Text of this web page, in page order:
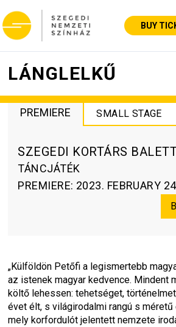
BUY
LÁNGLELKŰ
PREMIERE SMALL STAGE
SZEGEDI KORTÁRS
TÁNCJÁTÉK
PREMIERE: 2023. FEBRUARY
„Külföldön Petőfi a legismertebb
az istenek magyar kedvence. Mindent
költő lehessen: tehetséget,
évet élt, s világirodalmi rangú s méretű
mely korfordulót jelentett nemzete